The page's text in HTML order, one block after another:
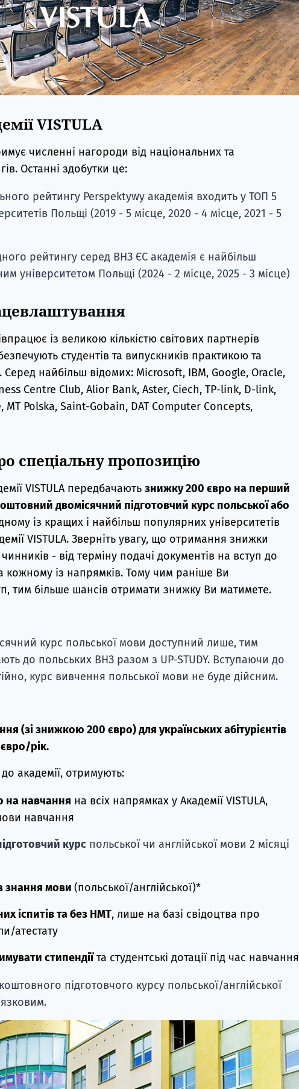
VISTULA
численні нагороди від національних та
Останні здобутки це:
рейтингу Perspektywy академія входить у ТОП 5
Польщі (2019 - 5 місце, 2020 - 4 місце, 2021 - 5
рейтингу серед ВНЗ ЄС академія є найбільш
університетом Польщі (2024 - 2 місце, 2025 - 3 місце)
із великою кількістю світових партнерів
студентів та випускників практикою та
найбільш відомих: Microsoft, IBM, Google, Oracle,
Centre Club, Alior Bank, Aster, Ciech, TP-link, D-link,
MT Polska, Saint-Gobain, DAT Computer Concepts,
спеціальну пропозицію
VISTULA передбачають знижку 200 євро на перший
двомісячний підготовчий курс польської або
із кращих і найбільш популярних університетів
VISTULA. Зверніть увагу, що отримання знижки
- від терміну подачі документів на вступ до
кожному із напрямків. Тому чим раніше Ви
тим більше шансів отримати знижку Ви матимете.
курс польської мови доступний лише, тим
до польських ВНЗ разом з UP-STUDY. Вступаючи до
курс вивчення польської мови не буде дійсним.
(зі знижкою 200 євро) для українських абітурієнтів
рік.
академії, отримують:
на навчання на всіх напрямках у Академії VISTULA,
навчання
курспольської чи англійської мови 2 місяці
знання мови (польської/англійської)*
іспитів та без НМТ, лише на базі свідоцтва про
атестату
стипендіїта студентські дотації під час навчання
підготовчого курсу польської/англійської